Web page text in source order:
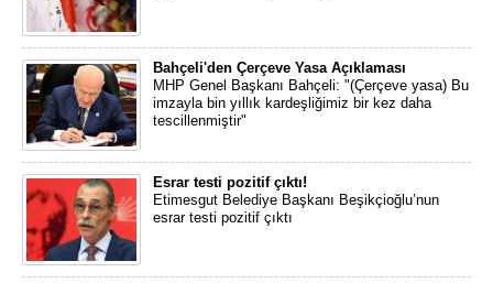
Bahçeli'den Çerçeve Yasa Açıklaması
MHP Genel Başkanı Bahçeli: "(Çerçeve yasa) Bu
imzayla bin yıllık kardeşliğimiz bir kez daha
tescillenmiştir"
Esrar testi pozitif çıktı!
Etimesgut Belediye Başkanı Beşikçioğlu’nun
esrar testi pozitif çıktı